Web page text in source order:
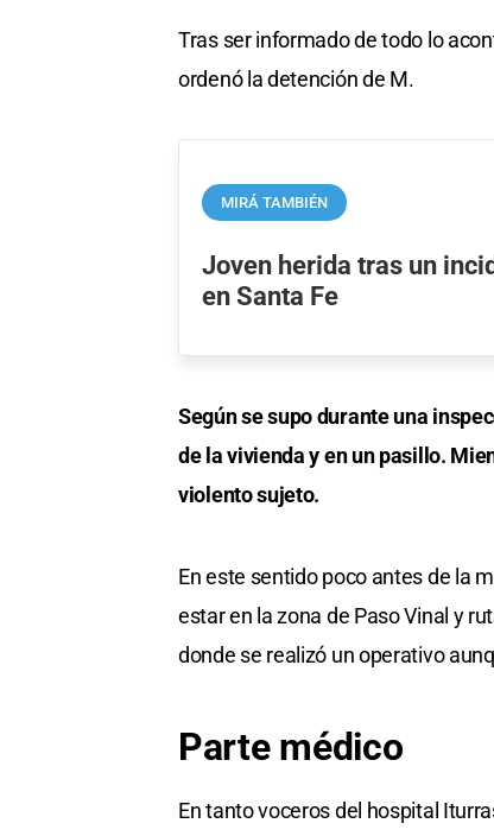
Tras ser informado de todo lo
ordenó la detención de M.
MIRÁ TAMBIÉN
Joven herida tras un
en Santa Fe
Según se supo durante una
de la vivienda y en un pasillo.
violento sujeto.
En este sentido poco antes de la
estar en la zona de Paso Vinal y
donde se realizó un operativo
Parte médico
En tanto voceros del hospital